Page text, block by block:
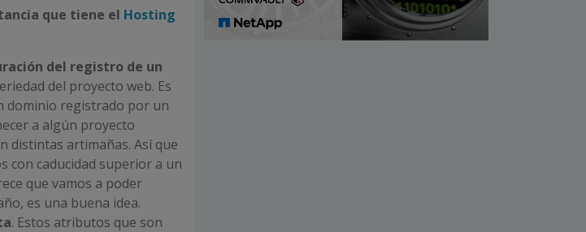
que tiene el Hosting
del registro de un
del proyecto web. Es
dominio registrado por un
a algún proyecto
distintas artimañas. Así que
con caducidad superior a un
que vamos a poder
es una buena idea.
. Estos atributos que son